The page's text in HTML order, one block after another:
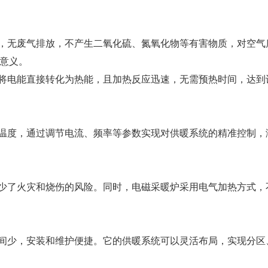
无废气排放，不产生二氧化硫、氮氧化物等有害物质，对空
义。
电能直接转化为热能，且加热反应迅速，无需预热时间，达
度，通过调节电流、频率等参数实现对供暖系统的精准控制
了火灾和烧伤的风险。同时，电磁采暖炉采用电气加热方式
少，安装和维护便捷。它的供暖系统可以灵活布局，实现分